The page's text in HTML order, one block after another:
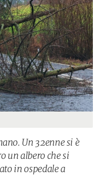
Un 32enne si è
un albero che si
in ospedale a